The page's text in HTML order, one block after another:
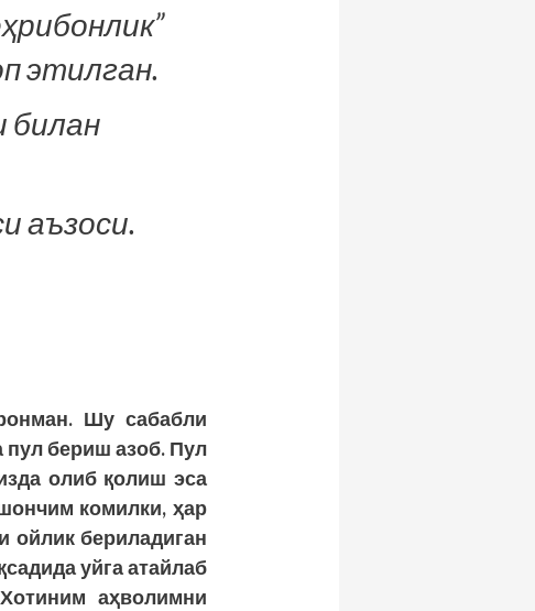
этилган.
билан
аъзоси.
Шу сабабли
пул бериш азоб. Пул
олиб қолиш эса
комилки, ҳар
ойлик бериладиган
уйга атайлаб
аҳволимни